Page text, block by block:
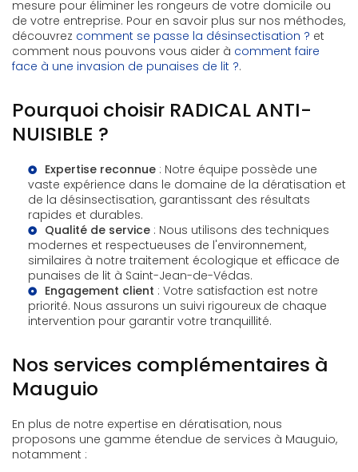
mesure pour éliminer les rongeurs de votre domicile ou
de votre entreprise. Pour en savoir plus sur nos méthodes,
découvrez comment se passe la désinsectisation ? et
comment nous pouvons vous aider à comment faire
face à une invasion de punaises de lit ?.
Pourquoi choisir RADICAL ANTI-
NUISIBLE ?
Expertise reconnue : Notre équipe possède une
vaste expérience dans le domaine de la dératisation et
de la désinsectisation, garantissant des résultats
rapides et durables.
Qualité de service : Nous utilisons des techniques
modernes et respectueuses de l'environnement,
similaires à notre traitement écologique et efficace de
punaises de lit à Saint-Jean-de-Védas.
Engagement client : Votre satisfaction est notre
priorité. Nous assurons un suivi rigoureux de chaque
intervention pour garantir votre tranquillité.
Nos services complémentaires à
Mauguio
En plus de notre expertise en dératisation, nous
proposons une gamme étendue de services à Mauguio,
notamment :